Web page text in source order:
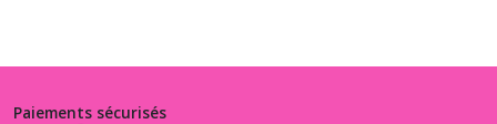
Paiements sécurisés